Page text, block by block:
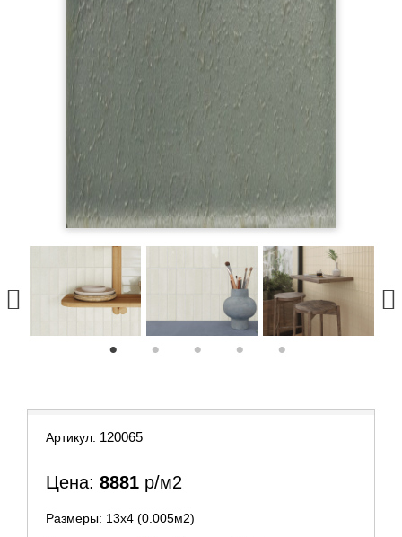
Артикул: 120065
Цена: 8881 р/м2
Размеры: 13х4 (0.005м2)